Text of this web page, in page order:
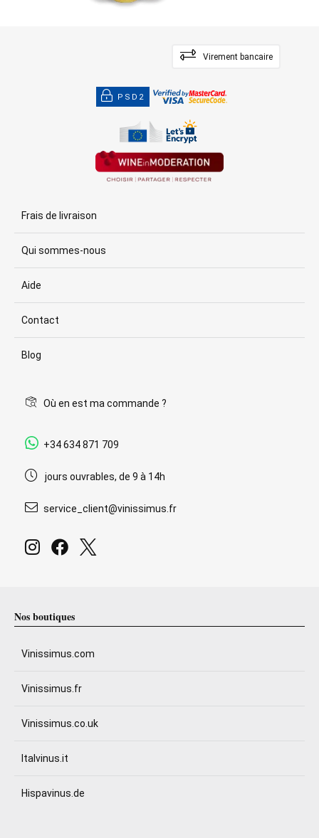
Virement bancaire
PSD2
Frais de livraison
Qui sommes-nous
Aide
Contact
Blog
Où en est ma commande ?
+34 634 871 709
jours ouvrables, de 9 à 14h
service_client@vinissimus.fr
Nos boutiques
Vinissimus.com
Vinissimus.fr
Vinissimus.co.uk
Italvinus.it
Hispavinus.de